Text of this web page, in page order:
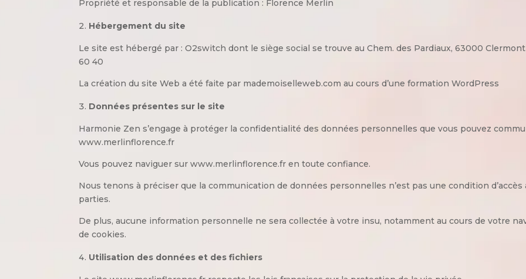
Propriété et responsable de la publication : Florence Merlin
Hébergement du site
Le site est hébergé par : O2switch dont le siège social se trouve au Chem. des Pardiaux, 63000
60 40
La création du site Web a été faite par mademoiselleweb.com au cours d’une formation WordPress
Données présentes sur le site
Harmonie Zen s’engage à protéger la confidentialité des données personnelles que vous pouvez
www.merlinflorence.fr
Vous pouvez naviguer sur www.merlinflorence.fr en toute confiance.
Nous tenons à préciser que la communication de données personnelles n’est pas une condition d’accès
parties.
De plus, aucune information personnelle ne sera collectée à votre insu, notamment au cours de votre
de cookies.
Utilisation des données et des fichiers